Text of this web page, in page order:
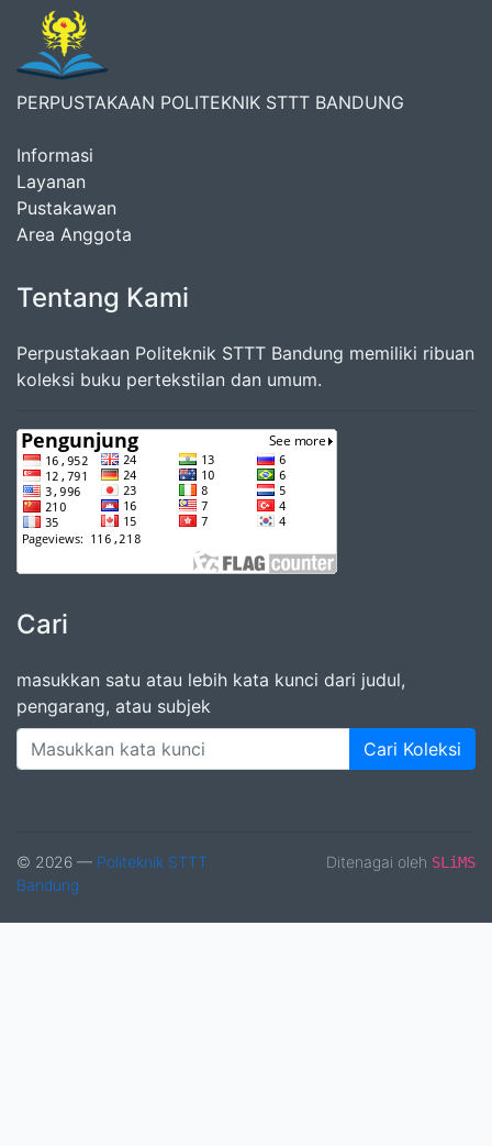
PERPUSTAKAAN POLITEKNIK STTT BANDUNG
Informasi
Layanan
Pustakawan
Area Anggota
Tentang Kami
Perpustakaan Politeknik STTT Bandung memiliki ribuan
koleksi buku pertekstilan dan umum.
Cari
masukkan satu atau lebih kata kunci dari judul,
pengarang, atau subjek
Cari Koleksi
© 2026 — Politeknik STTT
Bandung
Ditenagai oleh SLiMS